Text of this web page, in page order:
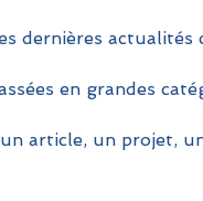
dernières
en grandes
article, un projet,